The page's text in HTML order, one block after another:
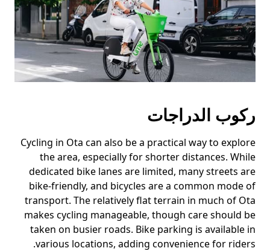
ركوب الدراجات
Cycling in Ota can also be a practical way to explore
the area, especially for shorter distances. While
dedicated bike lanes are limited, many streets are
bike-friendly, and bicycles are a common mode of
transport. The relatively flat terrain in much of Ota
makes cycling manageable, though care should be
taken on busier roads. Bike parking is available in
various locations, adding convenience for riders.